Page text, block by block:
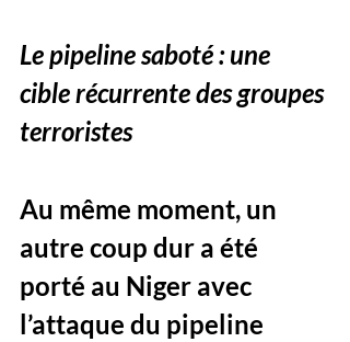
Le pipeline saboté : une
cible récurrente des groupes
terroristes
Au même moment, un
autre coup dur a été
porté au Niger avec
l’attaque du pipeline